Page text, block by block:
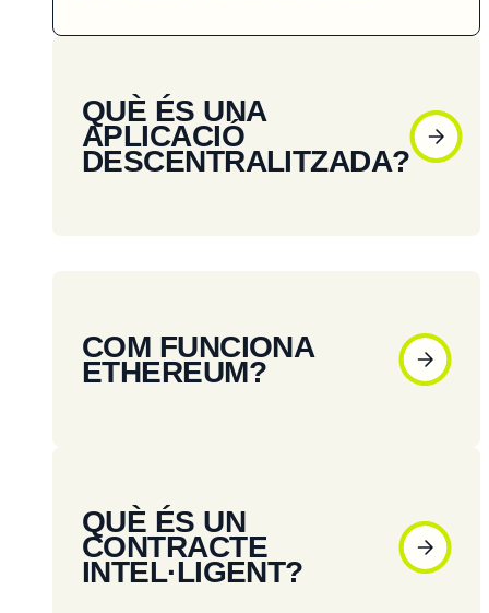
QUÈ ÉS UNA
APLICACIÓ
DESCENTRALITZADA?
COM FUNCIONA
ETHEREUM?
QUÈ ÉS UN
CONTRACTE
INTEL·LIGENT?